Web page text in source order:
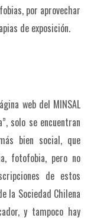
por aprovechar
de exposición.
web del MINSAL
solo se encuentran
bien social, que
fotofobia, pero no
de estos
la Sociedad Chilena
y tampoco hay